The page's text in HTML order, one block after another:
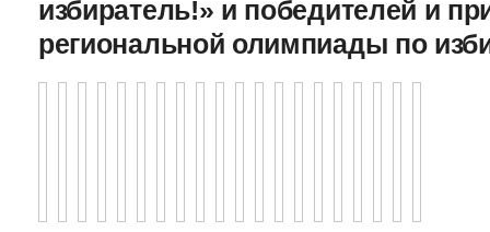
избиратель!» и победителей и
региональной олимпиады по